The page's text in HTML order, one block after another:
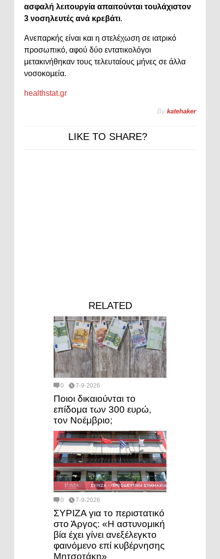
ασφαλή λειτουργία απαιτούνται τουλάχιστον
3 νοσηλευτές ανά κρεβάτι.
Ανεπαρκής είναι και η στελέχωση σε ιατρικό
προσωπικό, αφού δύο εντατικολόγοι
μετακινήθηκαν τους τελευταίους μήνες σε άλλα
νοσοκομεία.
healthstat.gr
By katehaker
LIKE TO SHARE?
RELATED
0 7-9-2026
Ποιοι δικαιούνται το
επίδομα των 300 ευρώ,
τον Νοέμβριο;
0 7-9-2026
ΣΥΡΙΖΑ για το περιστατικό
στο Άργος: «Η αστυνομική
βία έχει γίνει ανεξέλεγκτο
φαινόμενο επί κυβέρνησης
Μητσοτάκη»